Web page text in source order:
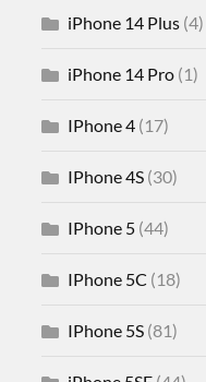
iPhone 14 Plus (4)
iPhone 14 Pro (1)
IPhone 4 (17)
IPhone 4S (30)
IPhone 5 (44)
IPhone 5C (18)
IPhone 5S (81)